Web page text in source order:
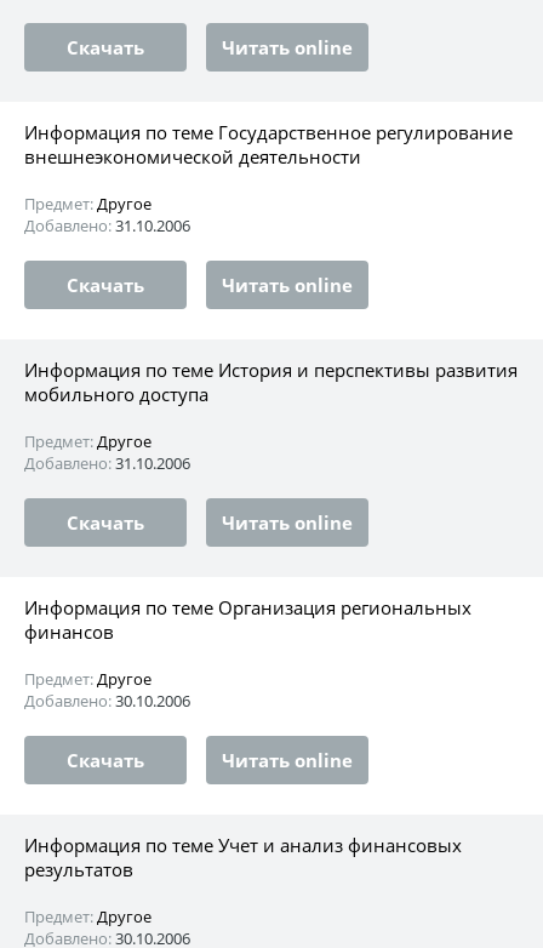
Скачать Читать online
Информация по теме Государственное регулирование
внешнеэкономической деятельности
Предмет:Другое
Добавлено:31.10.2006
Скачать Читать online
Информация по теме История и перспективы развития
мобильного доступа
Предмет:Другое
Добавлено:31.10.2006
Скачать Читать online
Информация по теме Организация региональных
финансов
Предмет:Другое
Добавлено:30.10.2006
Скачать Читать online
Информация по теме Учет и анализ финансовых
результатов
Предмет:Другое
Добавлено:30.10.2006